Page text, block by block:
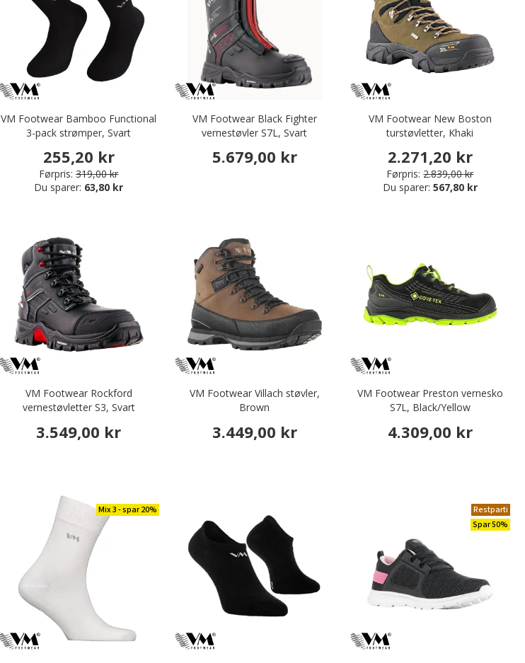
VM Footwear Bamboo Functional
3-pack strømper, Svart
255,20 kr
Førpris: 319,00 kr
Du sparer: 63,80 kr
VM Footwear Black Fighter
vernestøvler S7L, Svart
5.679,00 kr
VM Footwear New Boston
turstøvletter, Khaki
2.271,20 kr
Førpris: 2.839,00 kr
Du sparer: 567,80 kr
VM Footwear Rockford
vernestøvletter S3, Svart
3.549,00 kr
VM Footwear Villach støvler,
Brown
3.449,00 kr
VM Footwear Preston vernesko
S7L, Black/Yellow
4.309,00 kr
Mix 3 - spar 20%
Restparti
Spar 50%